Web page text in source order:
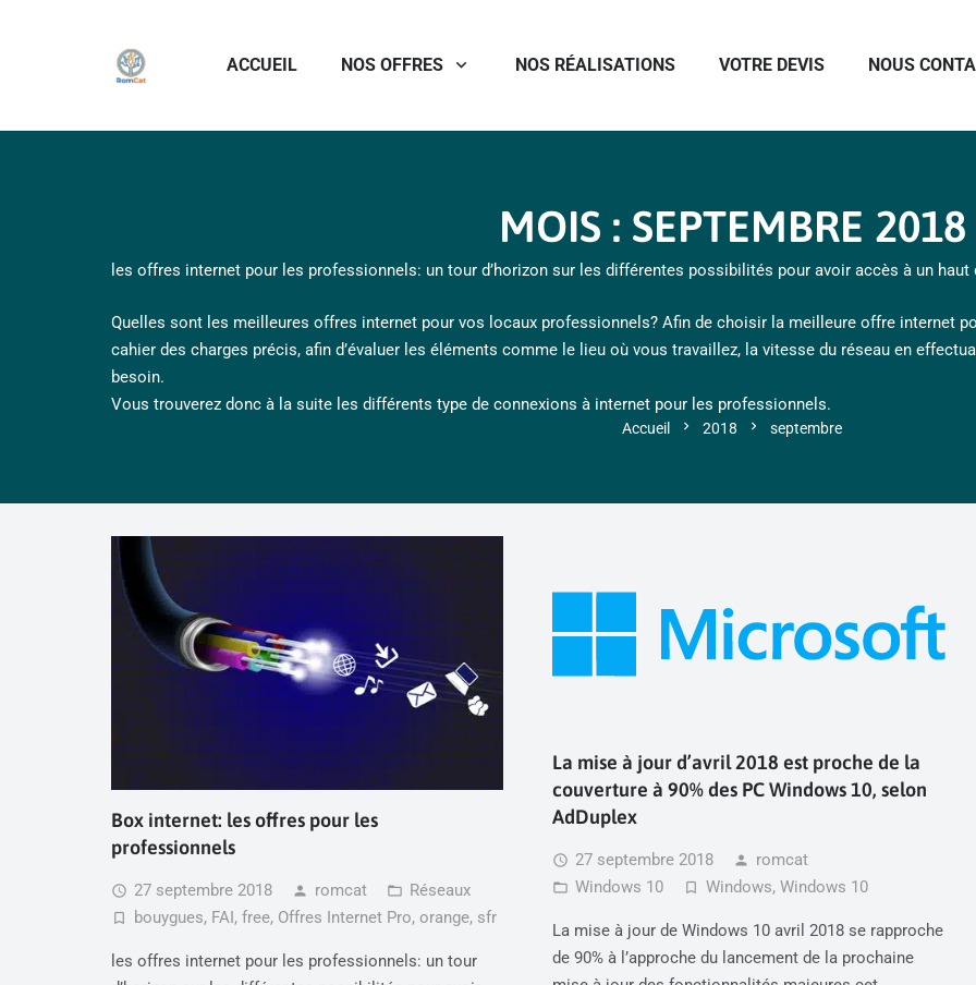
ACCUEIL NOS OFFRES NOS RÉALISATIONS VOTRE DEVIS NOUS
MOIS : SEPTEMBRE 2018
les offres internet pour les professionnels: un tour d’horizon sur les différentes possibilités pour avoir accès à un
Quelles sont les meilleures offres internet pour vos locaux professionnels? Afin de choisir la meilleure offre internet
cahier des charges précis, afin d’évaluer les éléments comme le lieu où vous travaillez, la vitesse du réseau en
besoin.
Vous trouverez donc à la suite les différents type de connexions à internet pour les professionnels.
Accueil chevron_right 2018 chevron_right septembre
Box internet: les offres pour les
professionnels
access_time 27 septembre 2018 person romcat folder_open Réseaux
turned_in_not bouygues, FAI, free, Offres Internet Pro, orange, sfr
les offres internet pour les professionnels: un tour
La mise à jour d’avril 2018 est proche de la
couverture à 90% des PC Windows 10, selon
AdDuplex
access_time 27 septembre 2018 person romcat
folder_open Windows 10 turned_in_not Windows,Windows 10
La mise à jour de Windows 10 avril 2018 se rapproche
de 90% à l’approche du lancement de la prochaine